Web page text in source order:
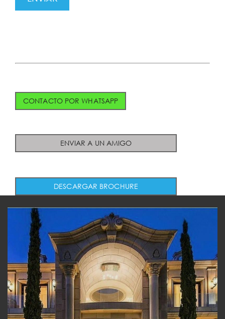
CONTACTO POR WHATSAPP
ENVIAR A UN AMIGO
DESCARGAR BROCHURE